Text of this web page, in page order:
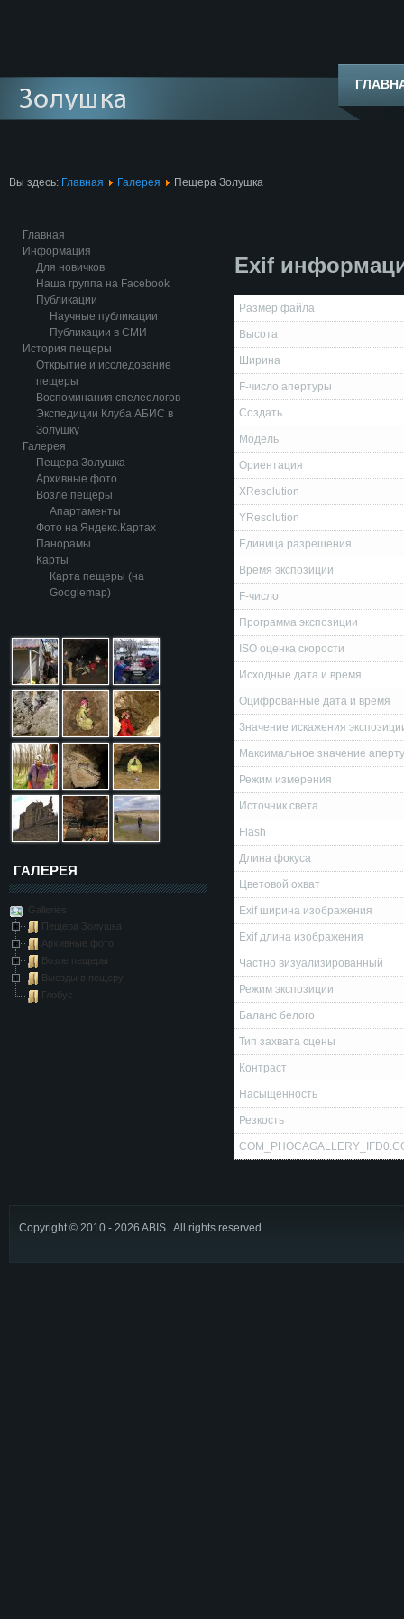
Вы здесь: Главная Галерея Пещера Золушка
Главная
Информация
Для новичков
Наша группа на Facebook
Публикации
Научные публикации
Публикации в СМИ
История пещеры
Открытие и исследование
пещеры
Воспоминания спелеологов
Экспедиции Клуба АБИС в
Золушку
Галерея
Пещера Золушка
Архивные фото
Возле пещеры
Апартаменты
Фото на Яндекс.Картах
Панорамы
Карты
Карта пещеры (на
Googlemap)
ГАЛЕРЕЯ
Galleries
Пещера Золушка
Архивные фото
Возле пещеры
Выезды в пещеру
Глобус
Exif
Размер файла
Высота
Ширина
F-число апертуры
Создать
Модель
Ориентация
XResolution
YResolution
Единица разрешения
Время экспозиции
F-число
Программа экспозиции
ISO оценка скорости
Исходные дата и время
Оцифрованные дата и время
Значение искажения
Максимальное значение
Режим измерения
Источник света
Flash
Длина фокуса
Цветовой охват
Exif ширина изображения
Exif длина изображения
Частно визуализированный
Режим экспозиции
Баланс белого
Тип захвата сцены
Контраст
Насыщенность
Резкость
Copyright © 2010 - 2026 ABIS . All rights reserved.